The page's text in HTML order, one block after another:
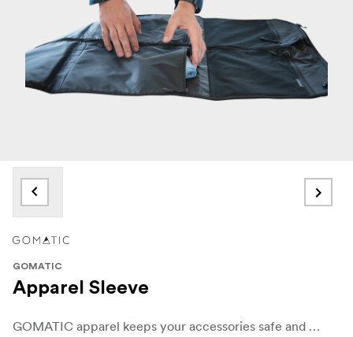
GOMATIC
Apparel Sleeve
GOMATIC apparel keeps your accessories safe and your clothes wrinkle-free.